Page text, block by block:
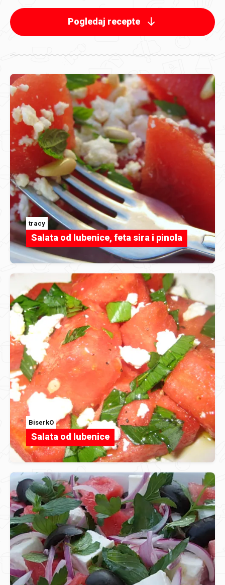
Pogledaj recepte
tracy
Salata od lubenice, feta sira i pinola
BiserkO
Salata od lubenice